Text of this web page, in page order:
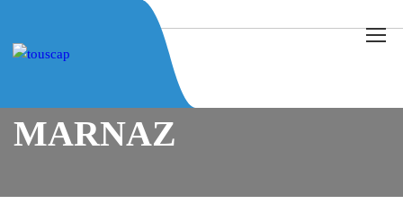
Marnaz
Post équilibre (Groupe, secteur Marnaz) Ufolep
MARNAZ